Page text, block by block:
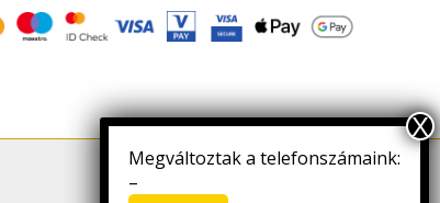
Megváltoztak a telefonszámaink:
–